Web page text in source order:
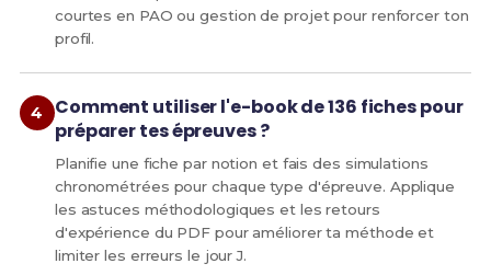
courtes en PAO ou gestion de projet pour renforcer ton
profil.
Comment utiliser l'e-book de 136 fiches pour
préparer tes épreuves ?
Planifie une fiche par notion et fais des simulations
chronométrées pour chaque type d'épreuve. Applique
les astuces méthodologiques et les retours
d'expérience du PDF pour améliorer ta méthode et
limiter les erreurs le jour J.